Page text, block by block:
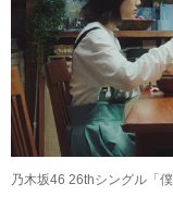
乃木坂46 26thシングル「